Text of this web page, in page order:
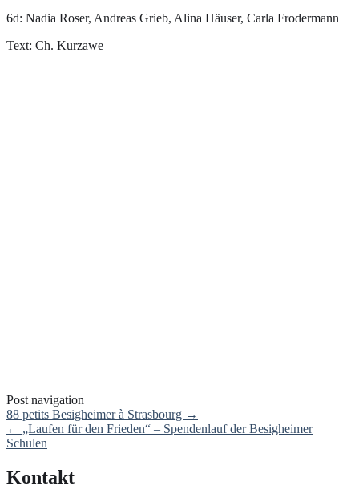
6d: Nadia Roser, Andreas Grieb, Alina Häuser, Carla Frodermann
Text: Ch. Kurzawe
Post navigation
88 petits Besigheimer à Strasbourg →
← „Laufen für den Frieden“ – Spendenlauf der Besigheimer
Schulen
Kontakt